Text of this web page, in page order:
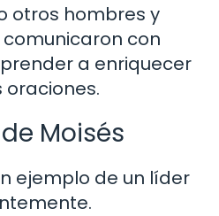
otros hombres y
con
a enriquecer
Moisés
ejemplo de un líder